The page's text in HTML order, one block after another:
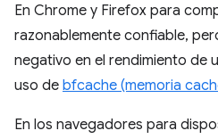
En Chrome y Firefox para
razonablemente confiable,
negativo en el rendimiento de
uso de bfcache (memoria
En los navegadores para